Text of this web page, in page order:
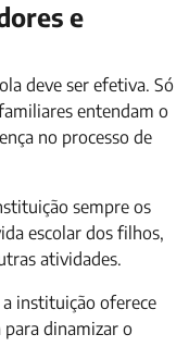
e
deve ser efetiva. Só
entendam o
no processo de
sempre os
escolar dos filhos,
atividades.
instituição oferece
dinamizar o